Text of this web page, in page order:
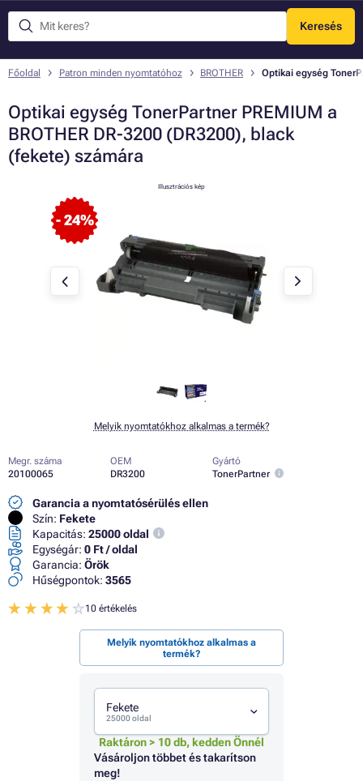
Keresés
Menü
Főoldal Patron minden nyomtatóhoz BROTHER Optikai egység
Optikai egység TonerPartner PREMIUM a
BROTHER DR-3200 (DR3200), black
(fekete) számára
- 24%
Illusztrációs kép
Melyik nyomtatókhoz alkalmas a termék?
Megr. száma
20100065
OEM
DR3200
Gyártó
TonerPartner
Garancia a nyomtatósérülés ellen
Szín: Fekete
Kapacitás: 25000 oldal
Egységár: 0 Ft / oldal
Garancia: Örök
Hűségpontok: 3565
10 értékelés
Melyik nyomtatókhoz alkalmas a
termék?
Fekete
25000 oldal
Raktáron > 10 db, kedden Önnél
Vásároljon többet és takarítson
meg!